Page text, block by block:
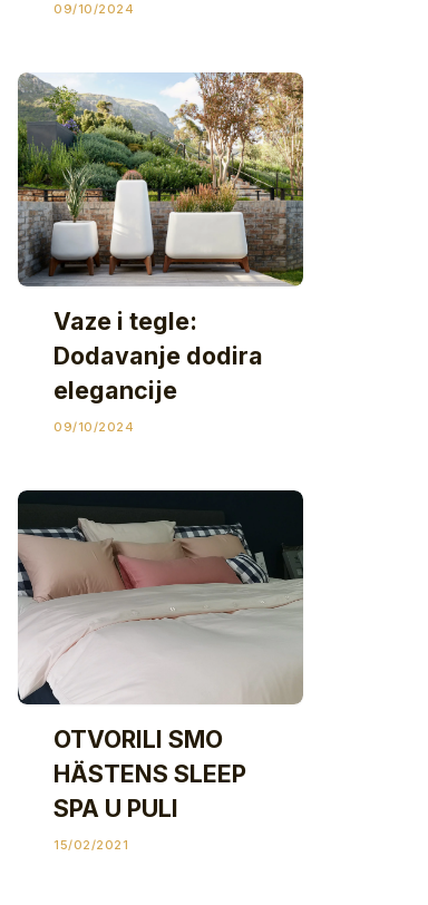
09/10/2024
Vaze i tegle:
Dodavanje dodira
elegancije
09/10/2024
OTVORILI SMO
HÄSTENS SLEEP
SPA U PULI
15/02/2021